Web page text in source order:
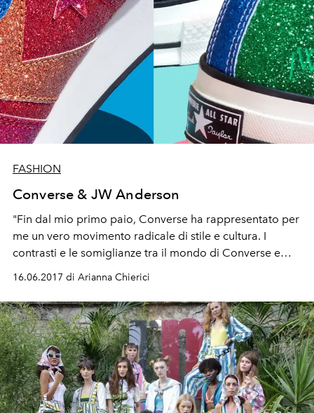
FASHION
Converse & JW Anderson
"Fin dal mio primo paio, Converse ha rappresentato per
me un vero movimento radicale di stile e cultura. I
contrasti e le somiglianze tra il mondo di Converse e
designer". Jonathan Anderson, designer e founder del
brand londinese JW Anderson.
16.06.2017 di Arianna Chierici